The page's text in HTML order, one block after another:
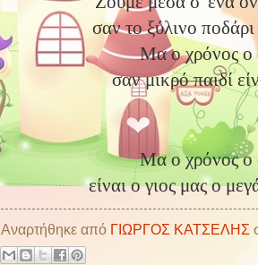
σαν το ξύλινο ποδάρι
Μα ο χρόνος ο
σαν μικρό παιδί
Μα ο χρόνος ο
είναι ο γιος μας ο
Αναρτήθηκε από ΓΙΩΡΓΟΣ ΚΑΤΣΕΛΗΣ